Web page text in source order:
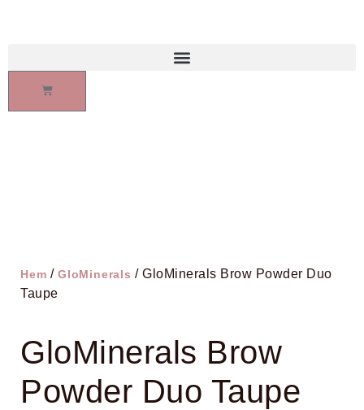
Hem / GloMinerals / GloMinerals Brow Powder Duo
Taupe
GloMinerals Brow
Powder Duo Taupe